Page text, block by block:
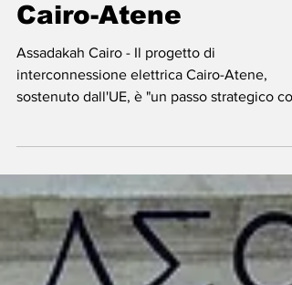
Egitto -
Interconnessione
Cairo-Atene
sostenuto dall'UE, è "un passo strategico
dimensioni...